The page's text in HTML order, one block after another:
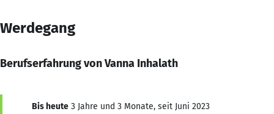
Werdegang
Berufserfahrung von Vanna Inhalath
Bis heute 3 Jahre und 3 Monate, seit Juni 2023